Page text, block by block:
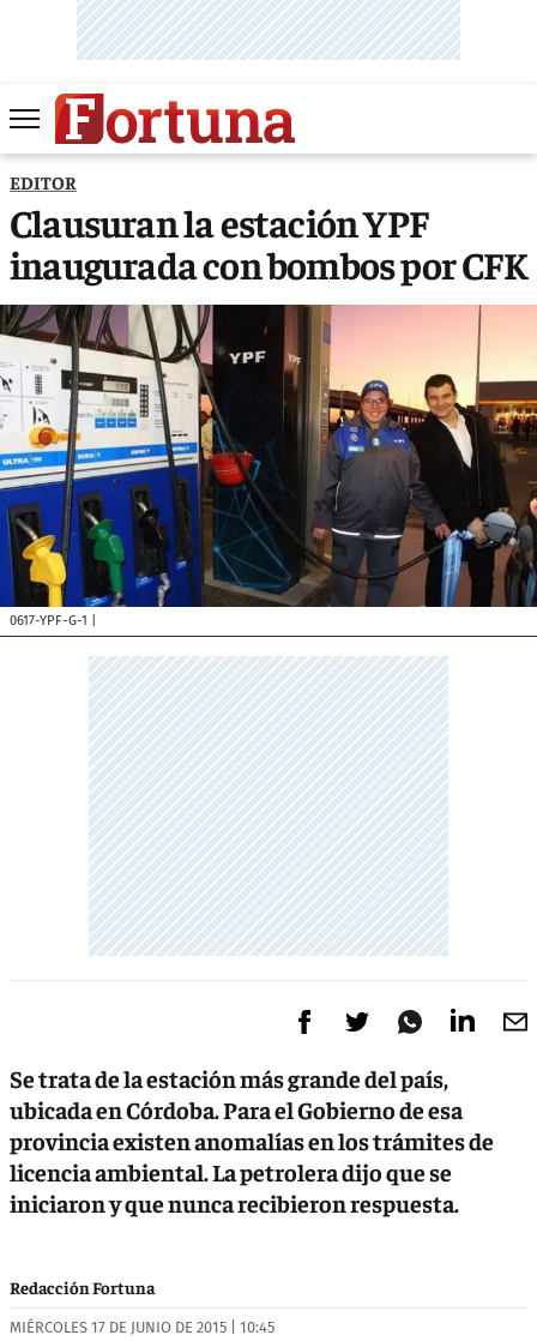
EDITOR
Clausuran la estación YPF
inaugurada con bombos por CFK
0617-YPF-G-1
Se trata de la estación más grande del país,
ubicada en Córdoba. Para el Gobierno de esa
provincia existen anomalías en los trámites de
licencia ambiental. La petrolera dijo que se
iniciaron y que nunca recibieron respuesta.
Redacción Fortuna
MIÉRCOLES 17 DE JUNIO DE 2015 | 10:45